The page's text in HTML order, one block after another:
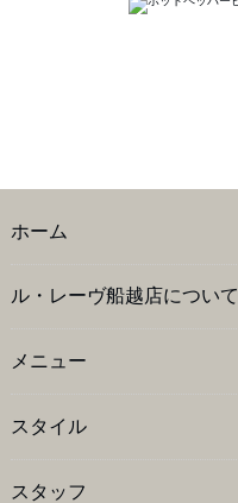
ホーム
ル・レーヴ船越店について
メニュー
スタイル
スタッフ